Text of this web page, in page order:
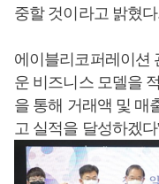
중할 것이라고 밝혔
에이블리코퍼레이션
운 비즈니스 모델을
을 통해 거래액 및 매
고 실적을 달성하겠